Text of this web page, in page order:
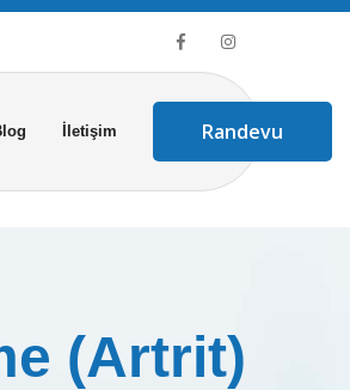
İletişim Randevu
(Artrit)